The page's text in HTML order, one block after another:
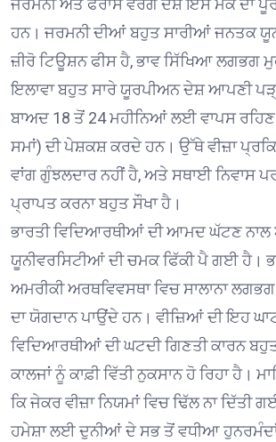
ਜਰਮਨੀ ਅਤੇ ਫਰਾਂਸ ਵਰਗੇ ਦੇਸ਼ ਇਸ ਮੌਕੇ ਦਾ
ਹਨ। ਜਰਮਨੀ ਦੀਆਂ ਬਹੁਤ ਸਾਰੀਆਂ ਜਨਤਕ
ਜ਼ੀਰੋ ਟਿਊਸ਼ਨ ਫੀਸ ਹੈ, ਭਾਵ ਸਿੱਖਿਆ ਲਗਭਗ
ਇਲਾਵਾ ਬਹੁਤ ਸਾਰੇ ਯੂਰਪੀਅਨ ਦੇਸ਼ ਆਪਣੀ
ਬਾਅਦ 18 ਤੋਂ 24 ਮਹੀਨਿਆਂ ਲਈ ਵਾਪਸ
ਸਮਾਂ) ਦੀ ਪੇਸ਼ਕਸ਼ ਕਰਦੇ ਹਨ। ਉੱਥੇ ਵੀਜ਼ਾ
ਵਾਂਗ ਗੁੰਝਲਦਾਰ ਨਹੀਂ ਹੈ, ਅਤੇ ਸਥਾਈ ਨਿਵਾਸ
ਪ੍ਰਾਪਤ ਕਰਨਾ ਬਹੁਤ ਸੌਖਾ ਹੈ।
ਭਾਰਤੀ ਵਿਦਿਆਰਥੀਆਂ ਦੀ ਆਮਦ ਘੱਟਣ ਨਾਲ
ਯੂਨੀਵਰਸਿਟੀਆਂ ਦੀ ਚਮਕ ਫਿੱਕੀ ਪੈ ਗਈ ਹੈ।
ਅਮਰੀਕੀ ਅਰਥਵਿਵਸਥਾ ਵਿਚ ਸਾਲਾਨਾ
ਦਾ ਯੋਗਦਾਨ ਪਾਉਂਦੇ ਹਨ। ਵੀਜ਼ਿਆਂ ਦੀ ਇਹ
ਵਿਦਿਆਰਥੀਆਂ ਦੀ ਘਟਦੀ ਗਿਣਤੀ ਕਾਰਨ
ਕਾਲਜਾਂ ਨੂੰ ਕਾਫ਼ੀ ਵਿੱਤੀ ਨੁਕਸਾਨ ਹੋ ਰਿਹਾ ਹੈ।
ਕਿ ਜੇਕਰ ਵੀਜ਼ਾ ਨਿਯਮਾਂ ਵਿਚ ਢਿੱਲ ਨਾ ਦਿੱਤੀ
ਹਮੇਸ਼ਾ ਲਈ ਦੁਨੀਆਂ ਦੇ ਸਭ ਤੋਂ ਵਧੀਆ